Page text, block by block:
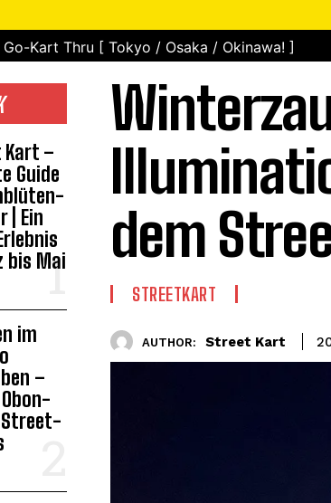
Kart Thru [ Tokyo / Osaka / Okinawa! ]
Kart –
Guide
| Ein
bis Mai
im
–
Street-
dem
STREETKART
AUTHOR: Street Kart